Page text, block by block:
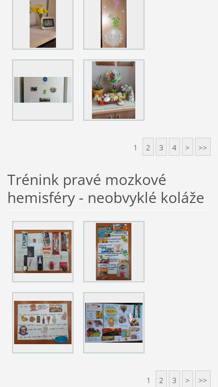
1 2 3 4 > >>
Trénink pravé mozkové
hemisféry - neobvyklé koláže
1 2 3 > >>